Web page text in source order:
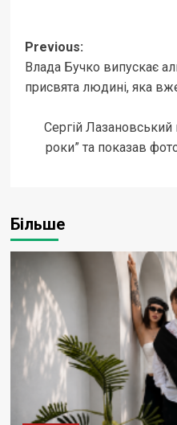
Post
navigation
Previous:
Влада Бучко випускає
присвята людині, яка
Сергій Лазановський
роки” та показав
Більше